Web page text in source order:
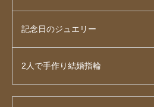
記念日のジュエリー
2人で手作り結婚指輪